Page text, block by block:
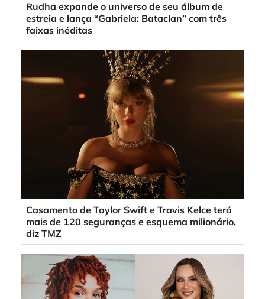
Rudha expande o universo de seu álbum de
estreia e lança “Gabriela: Bataclan” com três
faixas inéditas
Casamento de Taylor Swift e Travis Kelce terá
mais de 120 seguranças e esquema milionário,
diz TMZ